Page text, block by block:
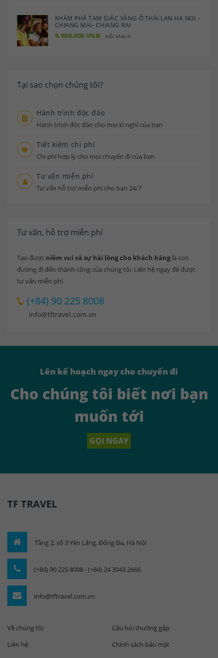
KHÁM PHÁ TAM GIÁC VÀNG Ở THÁI LAN HA NOI –
CHIANG MAI- CHIANG RAI
9.900.000 VNĐ mỗi khách
Tại sao chọn chúng tôi?
Hành trình độc đáo
Hành trình độc đáo cho mọi kì nghỉ của bạn
Tiết kiệm chi phí
Chi phí hợp lý cho mọi chuyến đi của bạn
Tư vấn miễn phí
Tư vấn hỗ trợ miễn phí cho bạn 24/7
Tư vấn, hỗ trợ miễn phí
Tạo được niềm vui và sự hài lòng cho khách hàng là con
đường đi đến thành công của chúng tôi. Liên hệ ngay để được
tư vấn miễn phí
(+84) 90 225 8008
info@tftravel.com.vn
Lên kế hoạch ngay cho chuyến đi
Cho chúng tôi biết nơi bạn
muốn tới
GỌI NGAY
TF TRAVEL
Tầng 2, số 3 Yên Lãng, Đống Đa, Hà Nội
(+84) 90 225 8008 - (+84) 24 3943 2666
info@tftravel.com.vn
Về chúng tôi
Liên hệ
Câu hỏi thường gặp
Chính sách bảo mật